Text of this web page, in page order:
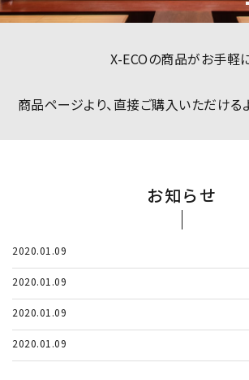
シーンで探す
call 052-694-1313
schedule
X-ECOの商品がお手軽
商品ページより、直接ご購入いただける
お知らせ
2020.01.09
2020.01.09
2020.01.09
2020.01.09